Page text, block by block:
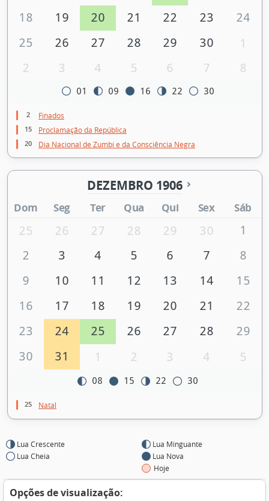
18
19 20 21 22 23
24
25
26 27 28 29 30
1
2
3 4 5 6 7 8
01 09 16 22 30
2 Finados
15 Proclamação da República
20 Dia Nacional de Zumbi e da Consciência Negra
DEZEMBRO 1906
Dom Seg Ter Qua Qui Sex Sáb
25 26 27 28 29 30
1
2
3 4 5 6 7
8
9
10 11 12 13 14
15
16
17 18 19 20 21
22
23
24 25 26 27 28
29
30
31 1 2 3 4 5
08 15 22 30
25 Natal
Lua Crescente
Lua Cheia
Lua Minguante
Lua Nova
Hoje
Opções de visualização: